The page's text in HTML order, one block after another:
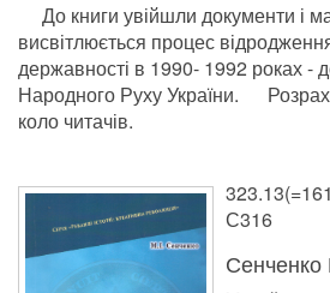
До книги увійшли документи і
висвітлюється процес
державності в 1990- 1992 роках -
Народного Руху України.
коло читачів.
С316
Сенченко